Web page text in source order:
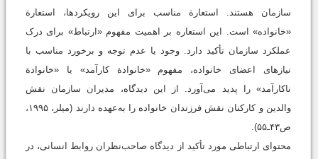
سازمان هستند. استعارة مناسب برای این رویکردها، استعارة
«خانواده» است. این استعاره بر اهمیت مفهوم «ارتباط» برای درک
عملکرد سازمان تأکید دارد. وجود یا عدم توجه و برخورد مناسب با
نیازهای اعضای خانواده، مفهوم «خانوادة کارآمد» یا «خانوادة
ناکارآمد» را پدید می‌آورد. از این دیدگاه، مدیران سازمان نقش
والدین و کارکنان نقش فرزندان خانواده را به‌عهده دارند (میلر، ۱۹۹۵،
ص۴۳ـ۵۵).
محتوای ارتباطی مورد تأکید از دیدگاه صاحب‌نظران روابط انسانی، در